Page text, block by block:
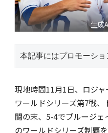
生成
本記事にはプロモーシ
現地時間11月1日、ロジ
ワールドシリーズ第7戦
闘の末、5-4でブルージ
のワールドシリーズ制覇